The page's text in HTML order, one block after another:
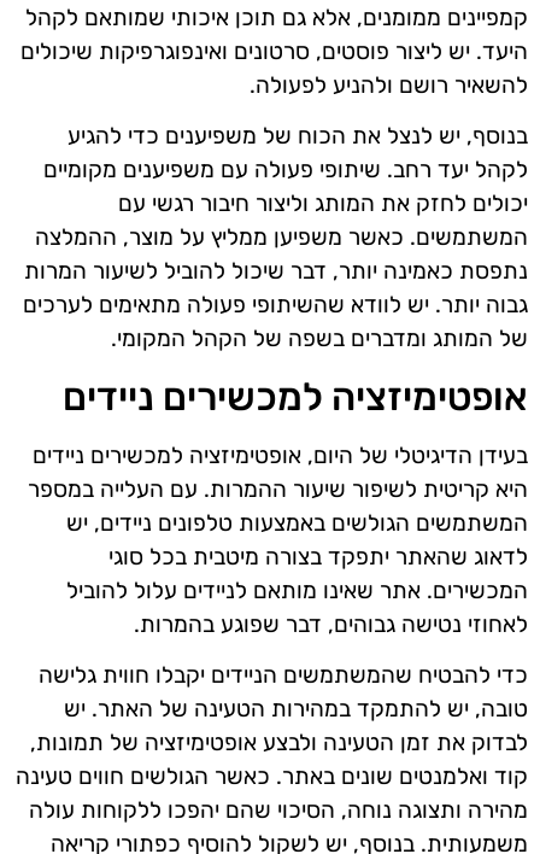
קמפיינים ממומנים, אלא גם תוכן איכותי שמותאם לקהל
היעד. יש ליצור פוסטים, סרטונים ואינפוגרפיקות שיכולים
להשאיר רושם ולהניע לפעולה.
בנוסף, יש לנצל את הכוח של משפיענים כדי להגיע
לקהל יעד רחב. שיתופי פעולה עם משפיענים מקומיים
יכולים לחזק את המותג וליצור חיבור רגשי עם
המשתמשים. כאשר משפיען ממליץ על מוצר, ההמלצה
נתפסת כאמינה יותר, דבר שיכול להוביל לשיעור המרות
גבוה יותר. יש לוודא שהשיתופי פעולה מתאימים לערכים
של המותג ומדברים בשפה של הקהל המקומי.
אופטימיזציה למכשירים ניידים
בעידן הדיגיטלי של היום, אופטימיזציה למכשירים ניידים
היא קריטית לשיפור שיעור ההמרות. עם העלייה במספר
המשתמשים הגולשים באמצעות טלפונים ניידים, יש
לדאוג שהאתר יתפקד בצורה מיטבית בכל סוגי
המכשירים. אתר שאינו מותאם לניידים עלול להוביל
לאחוזי נטישה גבוהים, דבר שפוגע בהמרות.
כדי להבטיח שהמשתמשים הניידים יקבלו חווית גלישה
טובה, יש להתמקד במהירות הטעינה של האתר. יש
לבדוק את זמן הטעינה ולבצע אופטימיזציה של תמונות,
קוד ואלמנטים שונים באתר. כאשר הגולשים חווים טעינה
מהירה ותצוגה נוחה, הסיכוי שהם יהפכו ללקוחות עולה
משמעותית. בנוסף, יש לשקול להוסיף כפתורי קריאה